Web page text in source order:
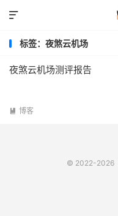

标签：夜煞云机场
夜煞云机场测评报告
 博客
© 2022-2026